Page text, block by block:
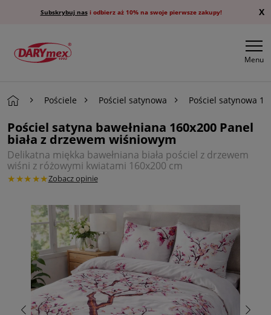
Subskrybuj nasi odbierz aż 10% na swoje pierwsze zakupy! X
Menu
Pościele Pościel satynowa Pościel satynowa
Pościel satyna bawełniana 160x200 Panel
biała z drzewem wiśniowym
Delikatna miękka bawełniana biała pościel z drzewem
wiśni z różowymi kwiatami 160x200 cm
★★★★★Zobacz opinie